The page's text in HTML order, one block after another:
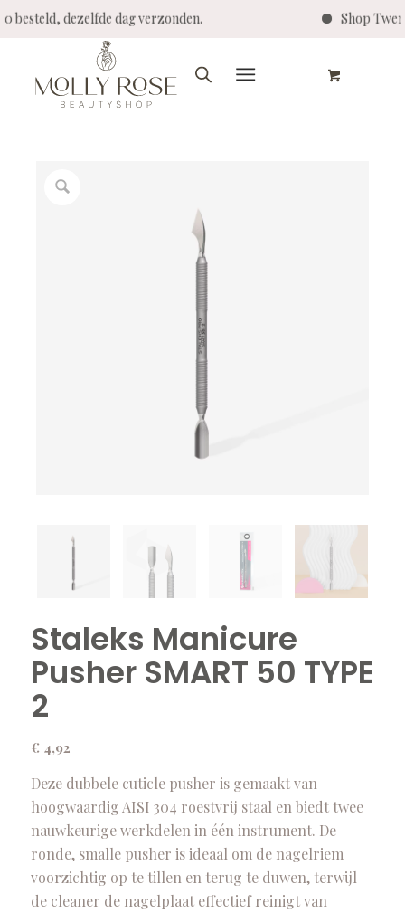
besteld, dezelfde dag verzonden. Shop
Staleks Manicure
Pusher SMART 50 TYPE
2
€ 4,92
Deze dubbele cuticle pusher is gemaakt van
hoogwaardig AISI 304 roestvrij staal en biedt twee
nauwkeurige werkdelen in één instrument. De
ronde, smalle pusher is ideaal om de nagelriem
voorzichtig op te tillen en terug te duwen, terwijl
de cleaner de nagelplaat effectief reinigt van